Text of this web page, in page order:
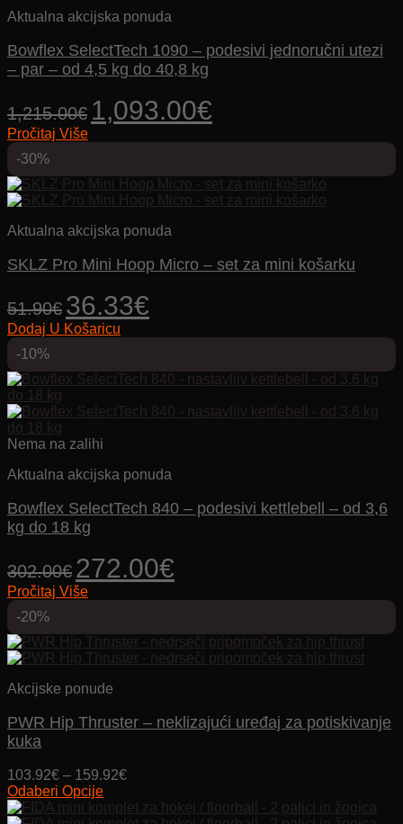
Aktualna akcijska ponuda
Bowflex SelectTech 1090 – podesivi jednoručni utezi
– par – od 4,5 kg do 40,8 kg
1,215.00€
Izvorna
cijena
1,093.00€cijena
Pročitaj Više
-30%
Aktualna akcijska ponuda
SKLZ Pro Mini Hoop Micro – set za mini košarku
51.90€
Izvorna
cijena
bila
36.33€cijena
Dodaj U Košaricu
-10%
Nema na zalihi
Aktualna akcijska ponuda
Bowflex SelectTech 840 – podesivi kettlebell – od 3,6
kg do 18 kg
302.00€
Izvorna
cijena
bila
272.00€cijena
Pročitaj Više
-20%
Akcijske ponude
PWR Hip Thruster – neklizajući uređaj za potiskivanje
kuka
103.92€ – 159.92€Price
103.92€
Odaberi Opcije
Ovaj